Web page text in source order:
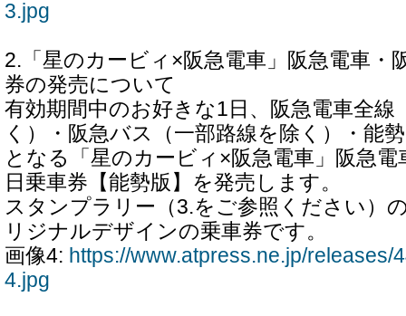
3.jpg
2.「星のカービィ×阪急電車」阪急電車・
券の発売について
有効期間中のお好きな1日、阪急電車全線
く）・阪急バス（一部路線を除く）・能
となる「星のカービィ×阪急電車」阪急
日乗車券【能勢版】を発売します。
スタンプラリー（3.をご参照ください）
リジナルデザインの乗車券です。
画像4: https://www.atpress.ne.jp/releases/
4.jpg